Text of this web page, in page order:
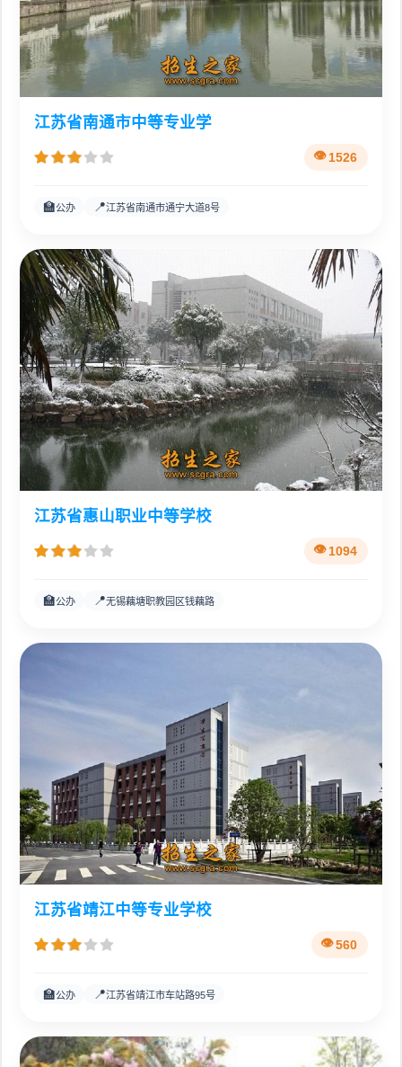
江苏省南通市中等专业学
1526
🏫公办 📍江苏省南通市通宁大道8号
江苏省惠山职业中等学校
1094
🏫公办 📍无锡藕塘职教园区钱藕路
江苏省靖江中等专业学校
560
🏫公办 📍江苏省靖江市车站路95号